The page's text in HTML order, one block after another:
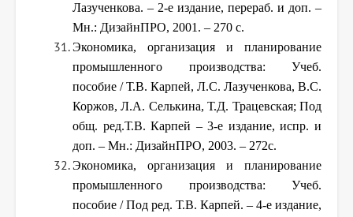
Лазученкова. – 2-е издание, перераб. и доп. –
Мн.: ДизайнПРО, 2001. – 270 с.
Экономика, организация и планирование
промышленного производства: Учеб.
пособие / Т.В. Карпей, Л.С. Лазученкова, В.С.
Коржов, Л.А. Селькина, Т.Д. Трацевская; Под
общ. ред.Т.В. Карпей – 3-е издание, испр. и
доп. – Мн.: ДизайнПРО, 2003. – 272с.
Экономика, организация и планирование
промышленного производства: Учеб.
пособие / Под ред. Т.В. Карпей. – 4-е издание,